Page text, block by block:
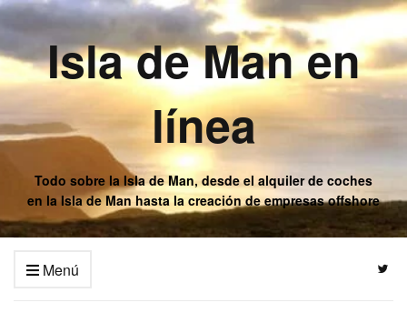
Isla de Man en
línea
Todo sobre la Isla de Man, desde el alquiler de coches
en la Isla de Man hasta la creación de empresas offshore
Menú